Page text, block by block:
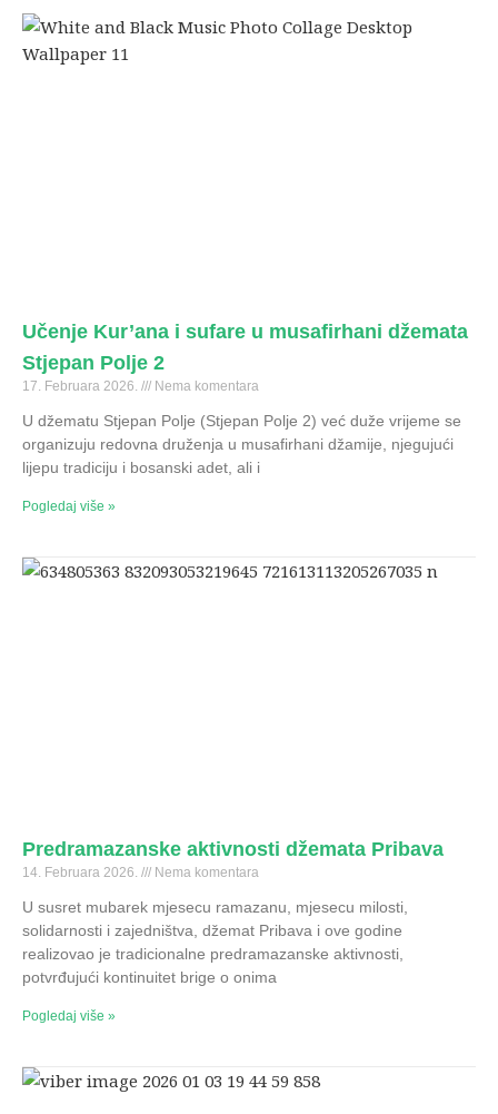
Učenje Kur’ana i sufare u musafirhani džemata
Stjepan Polje 2
17. Februara 2026. Nema komentara
U džematu Stjepan Polje (Stjepan Polje 2) već duže vrijeme se
organizuju redovna druženja u musafirhani džamije, njegujući
lijepu tradiciju i bosanski adet, ali i
Pogledaj više »
Predramazanske aktivnosti džemata Pribava
14. Februara 2026. Nema komentara
U susret mubarek mjesecu ramazanu, mjesecu milosti,
solidarnosti i zajedništva, džemat Pribava i ove godine
realizovao je tradicionalne predramazanske aktivnosti,
potvrđujući kontinuitet brige o onima
Pogledaj više »